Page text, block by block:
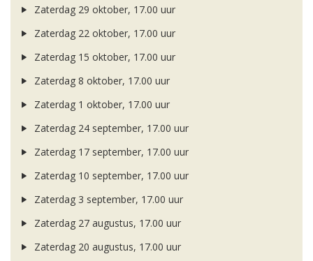
Zaterdag 29 oktober, 17.00 uur
Zaterdag 22 oktober, 17.00 uur
Zaterdag 15 oktober, 17.00 uur
Zaterdag 8 oktober, 17.00 uur
Zaterdag 1 oktober, 17.00 uur
Zaterdag 24 september, 17.00 uur
Zaterdag 17 september, 17.00 uur
Zaterdag 10 september, 17.00 uur
Zaterdag 3 september, 17.00 uur
Zaterdag 27 augustus, 17.00 uur
Zaterdag 20 augustus, 17.00 uur